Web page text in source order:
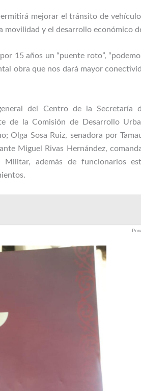
mejorar el tránsito de
movilidad y el desarrollo económico
15 años un “puente roto”,
obra que nos dará mayor
del Centro de la Secretaría
de la Comisión de Desarrollo
Olga Sosa Ruiz, senadora por
Miguel Rivas Hernández,
además de funcionarios